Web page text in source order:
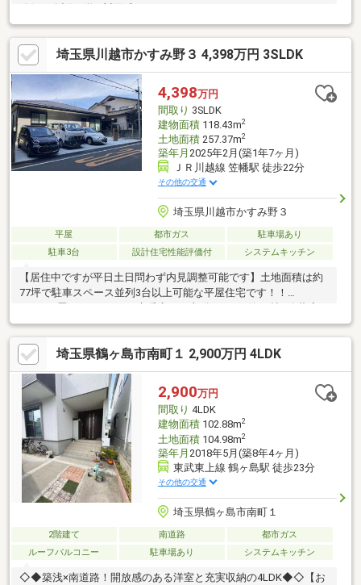
ンを育むリビング階段・洗面室は2WAY、家事・生活動線に配慮・
2室に面する南東向きバルコニー・玄関まわりがスッキリ片付く
SIC有・駐車スペース2台分有(車種による)▼設備・浴室乾燥機▼
周辺環境・川越市立霞ケ関小学校 徒歩5分(約370m)※笠幡東前原地
区 地区計画有■ ご希望の住まい探しをお手伝いします
━━━━━・・・物件の詳細・ご相談はお気軽にお問い合わせく
ださい。
埼玉県川越市かすみ野３ 4,398万円 3SLDK
4,398万円
間取り 3SLDK
建物面積118.43m2
土地面積257.37m2
築年月 2025年2月(築1年7ヶ月)
ＪＲ川越線 笠幡駅 徒歩22分
その他の交通
埼玉県川越市かすみ野３
平屋 都市ガス
駐車場あり
駐車3台
設計住宅性能評価付 システムキッチン
【居住中ですが平日土日問わず内見調整可能です】土地面積は約
77坪で駐車スペース並列3台以上可能な平屋住宅です！！
ペース2カ所□トイレ2カ所□家具スペースあり□ウッドデッキあり□
サイクルポート付き□株式会社県民共済の注文住宅□食洗器付き□
住宅性能評価取得済□可能棚付き収納11カ所□中棚収納4カ所□食器
棚付□西側 公道約6m□土地面積 257.37㎡ 77坪□建物面積
118.43㎡□JR川越線「笠幡」駅 徒歩約22分
埼玉県鶴ヶ島市南町１ 2,900万円 4LDK
2,900万円
間取り 4LDK
建物面積102.88m2
土地面積104.98m2
築年月 2018年5月(築8年4ヶ月)
東武東上線 鶴ヶ島駅 徒歩23分
その他の交通
埼玉県鶴ヶ島市南町１
2階建て 南道路
都市ガス
ルーフバルコニー
駐車場あり システムキッチン
◇◆築浅×南道路！開放感のある洋室と充実収納の4LDK◆◇【お